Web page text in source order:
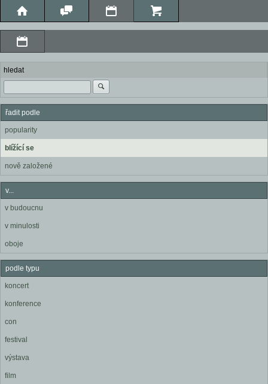
hledat
řadit podle
popularity
blížící se
nově založené
v...
v budoucnu
v minulosti
oboje
podle typu
koncert
konference
con
festival
výstava
film